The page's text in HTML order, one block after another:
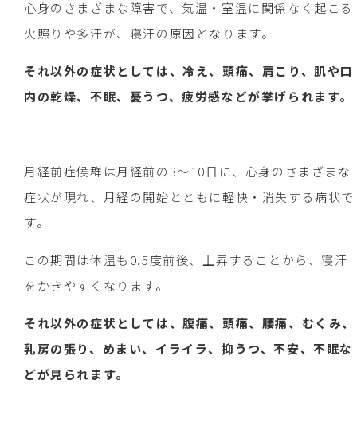
心身のさまざまな障害で、気温・室温に関係なく起こる
火照りや多汗が、寝汗の原因となります。
それ以外の症状としては、冷え、頭痛、肩こり、肌や口
内の乾燥、不眠、憂うつ、疲労感などが挙げられます。
月経前症候群は月経前の3～10日に、心身のさまざまな
症状が現れ、月経の開始とともに軽快・消失する病状で
す。
この期間は体温も0.5度前後、上昇することから、寝汗
をかきやすくなります。
それ以外の症状としては、腹痛、頭痛、腰痛、むくみ、
乳房の張り、めまい、イライラ、抑うつ、不安、不眠な
どが見られます。